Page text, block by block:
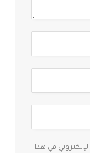
في هذا